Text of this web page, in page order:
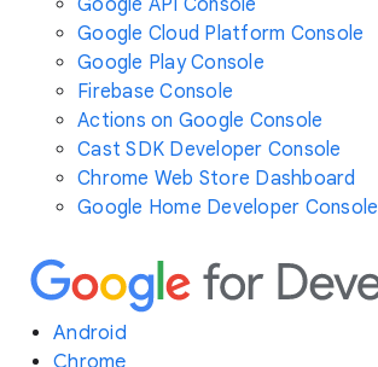
Google API Console
Google Cloud Platform Console
Google Play Console
Firebase Console
Actions on Google Console
Cast SDK Developer Console
Chrome Web Store Dashboard
Google Home Developer Console
Android
Chrome